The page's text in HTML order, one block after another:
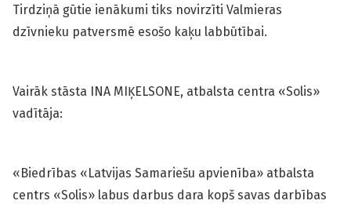
Tirdziņā gūtie ienākumi tiks novirzīti Valmieras
dzīvnieku patversmē esošo kaķu labbūtībai.
Vairāk stāsta INA MIĶELSONE, atbalsta centra «Solis»
vadītāja:
«Biedrības «Latvijas Samariešu apvienība» atbalsta
centrs «Solis» labus darbus dara kopš savas darbības